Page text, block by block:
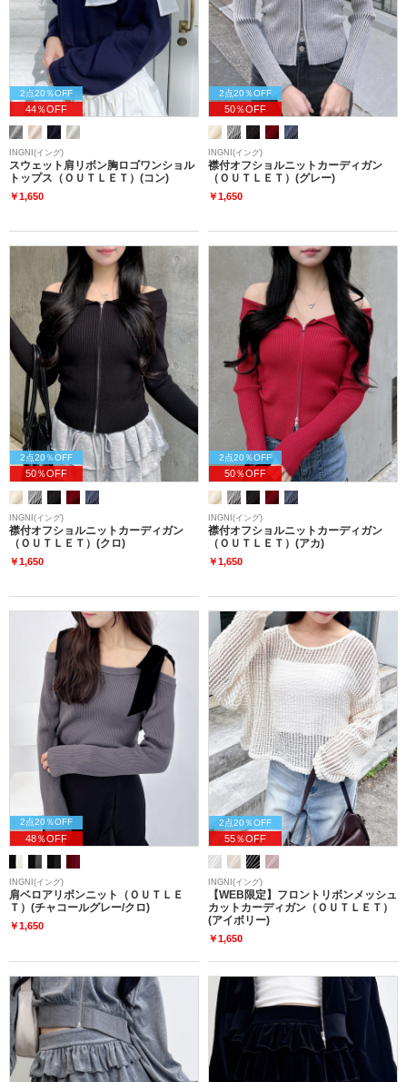
2点20％OFF
44％OFF
INGNI(イング)
スウェット肩リボン胸ロゴワンショル
トップス（ＯＵＴＬＥＴ）(コン)
￥1,650
2点20％OFF
50％OFF
INGNI(イング)
襟付オフショルニットカーディガン
（ＯＵＴＬＥＴ）(グレー)
￥1,650
2点20％OFF
50％OFF
INGNI(イング)
襟付オフショルニットカーディガン
（ＯＵＴＬＥＴ）(クロ)
￥1,650
2点20％OFF
50％OFF
INGNI(イング)
襟付オフショルニットカーディガン
（ＯＵＴＬＥＴ）(アカ)
￥1,650
2点20％OFF
48％OFF
INGNI(イング)
肩ベロアリボンニット（ＯＵＴＬＥ
Ｔ）(チャコールグレー/クロ)
￥1,650
2点20％OFF
55％OFF
INGNI(イング)
【WEB限定】フロントリボンメッシュ
カットカーディガン（ＯＵＴＬＥＴ）
(アイボリー)
￥1,650